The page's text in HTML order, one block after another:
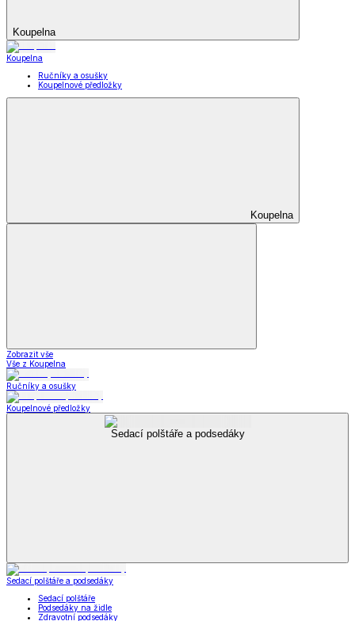
Koupelna
Koupelna
Ručníky a osušky
Koupelnové předložky
Koupelna
Zobrazit vše
Vše z Koupelna
Ručníky a osušky
Koupelnové předložky
Sedací polštáře a podsedáky
Sedací polštáře a podsedáky
Sedací polštáře
Podsedáky na židle
Zdravotní podsedáky